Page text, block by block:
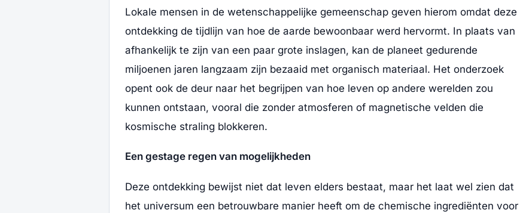
Lokale mensen in de wetenschappelijke gemeenschap geven hierom omdat deze
ontdekking de tijdlijn van hoe de aarde bewoonbaar werd hervormt. In plaats van
afhankelijk te zijn van een paar grote inslagen, kan de planeet gedurende
miljoenen jaren langzaam zijn bezaaid met organisch materiaal. Het onderzoek
opent ook de deur naar het begrijpen van hoe leven op andere werelden zou
kunnen ontstaan, vooral die zonder atmosferen of magnetische velden die
kosmische straling blokkeren.
Een gestage regen van mogelijkheden
Deze ontdekking bewijst niet dat leven elders bestaat, maar het laat wel zien dat
het universum een betrouwbare manier heeft om de chemische ingrediënten voor